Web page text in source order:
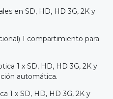
en SD, HD, HD 3G, 2K y
1 compartimiento para
1 x SD, HD, HD 3G, 2K y
automática.
1 x SD, HD, HD 3G, 2K y